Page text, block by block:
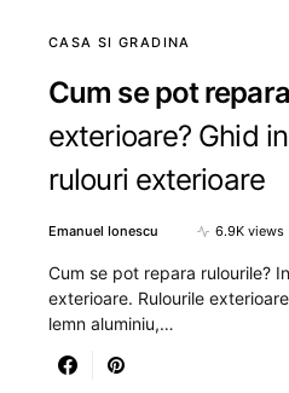
CASA SI GRADINA
Cum se pot
exterioare? Ghid
rulouri exterioare
Emanuel Ionescu 6.9K views
Cum se pot repara rulourile?
exterioare. Rulourile
lemn aluminiu,…